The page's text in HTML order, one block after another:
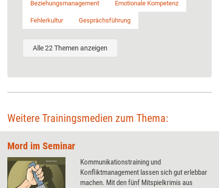
Beziehungsmanagement Emotionale Kompetenz
Fehlerkultur Gesprächsführung
Alle 22 Themen anzeigen
Weitere Trainingsmedien zum Thema:
Mord im Seminar
Kommunikationstraining und
Konfliktmanagement lassen sich gut erlebbar
machen. Mit den fünf Mitspielkrimis aus